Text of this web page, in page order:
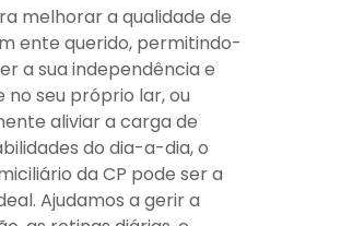
melhorar a qualidade de
ente querido, permitindo-
a sua independência e
no seu próprio lar, ou
aliviar a carga de
do dia-a-dia, o
da CP pode ser a
Ajudamos a gerir a